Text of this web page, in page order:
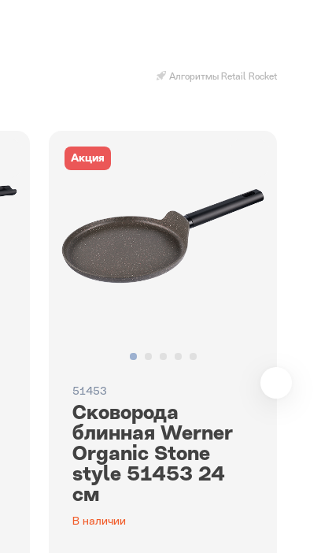
Алгоритмы Retail Rocket
Акция
51453
Сковорода
блинная Werner
Organic Stone
style 51453 24
см
В наличии